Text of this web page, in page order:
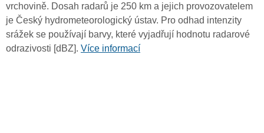
vrchovině. Dosah radarů je 250 km a jejich provozovatelem
je Český hydrometeorologický ústav. Pro odhad intenzity
srážek se používají barvy, které vyjadřují hodnotu radarové
odrazivosti [dBZ]. Více informací